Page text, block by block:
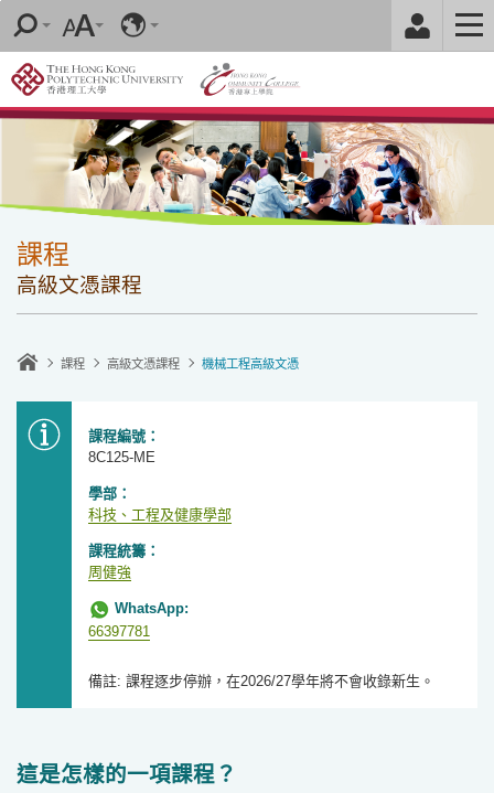
至
容
的
課程
高級文憑課程
課程 高級文憑課程 機械工程高級文憑
課程編號：
8C125-ME
學部 ：
科技、工程及健康學部
課程統籌：
周健強
WhatsApp:
66397781
備註: 課程逐步停辦，在2026/27學年將不會收錄新生。
這是怎樣的一項課程？